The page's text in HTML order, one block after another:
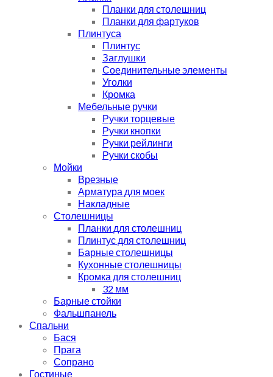
Планки для столешниц
Планки для фартуков
Плинтуса
Плинтус
Заглушки
Соединительные элементы
Уголки
Кромка
Мебельные ручки
Ручки торцевые
Ручки кнопки
Ручки рейлинги
Ручки скобы
Мойки
Врезные
Арматура для моек
Накладные
Столешницы
Планки для столешниц
Плинтус для столешниц
Барные столешницы
Кухонные столешницы
Кромка для столешниц
32 мм
Барные стойки
Фальшпанель
Спальни
Бася
Прага
Сопрано
Гостиные